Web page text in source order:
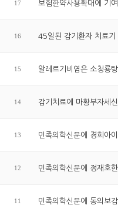
17 보험한약사용확대에 기
16 45일된 감기환자 치료기
15 알레르기비염은 소청룡
14 감기치료에 마황부자세
13 민족의학신문에 경희아
12 민족의학신문에 정재호
11 민족의학신문에 동의보